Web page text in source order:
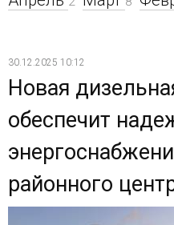
30.12.2025 10:12
Новая
обеспечит
районного